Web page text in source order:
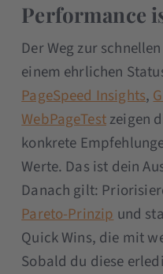
Performance
Der Weg zur
einem ehrlichen
PageSpeed Insights,
WebPageTestzeigen
konkrete
Werte. Das ist dein
Danach gilt:
Pareto-Prinzipund
Quick Wins, die mit
Sobald du diese